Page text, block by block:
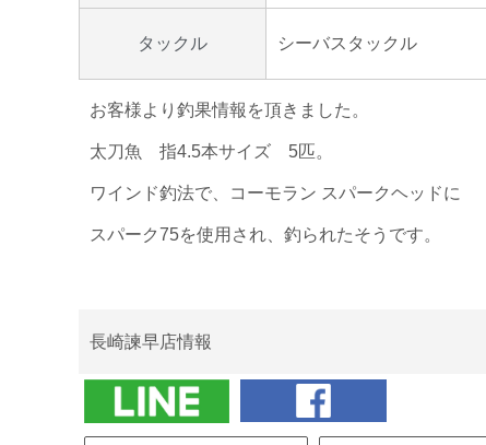
タックル シーバスタックル
お客様より釣果情報を頂きました。
太刀魚 指4.5本サイズ 5匹。
ワインド釣法で、コーモラン スパークヘッドに
スパーク75を使用され、釣られたそうです。
長崎諫早店情報